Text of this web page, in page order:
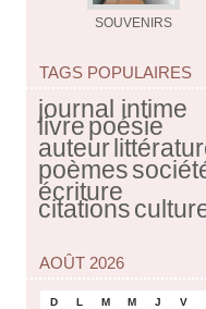
SOUVENIRS
TAGS POPULAIRES
journal intime
livrepoésie
auteur
poèmes
écriture
citations
AOÛT 2026
D L M M J V